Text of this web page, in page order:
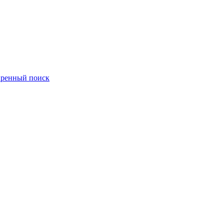
поиск